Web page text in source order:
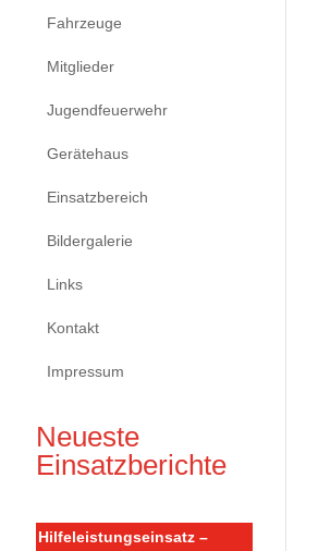
Fahrzeuge
Mitglieder
Jugendfeuerwehr
Gerätehaus
Einsatzbereich
Bildergalerie
Links
Kontakt
Impressum
Neueste
Einsatzberichte
Hilfeleistungseinsatz –